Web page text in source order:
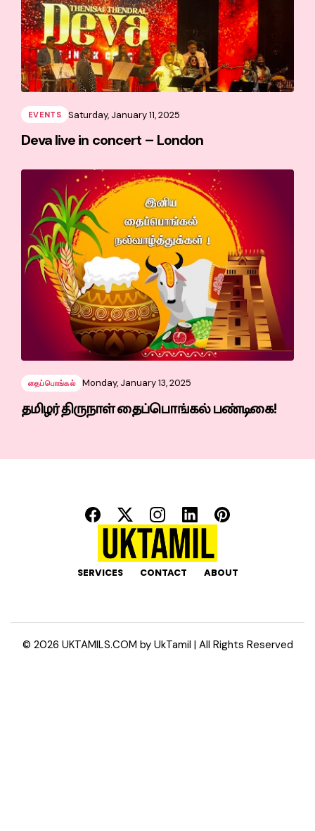
EVENTS Saturday, January 11, 2025
Deva live in concert – London
தைப்பொங்கல் Monday, January 13, 2025
தமிழர் திருநாள் தைப்பொங்கல் பண்டிகை!
SERVICES CONTACT ABOUT
© 2026 UKTAMILS.COM by UkTamil | All Rights Reserved